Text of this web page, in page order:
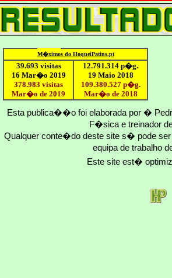
M�ximos do HoqueiPatins.pt
39.693 visitas
16 Mar�o 2019
378.983 visitas
Mar�o de 2019
12.791.314 p�g.
19 Maio 2018
109.380.527p�g.
Mar�o de 2018
Esta publica��o foi elaborada por �
F�sica e treinador
Qualquer conte�do deste site s� pode
equipa de trabalho
Este site est�